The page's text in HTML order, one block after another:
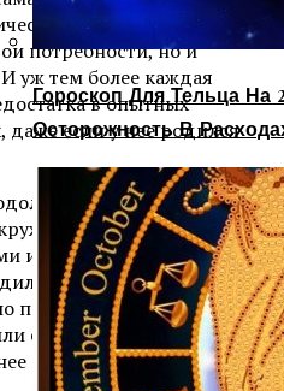
Гороскоп Для Тельца На
Осторожность В
физически
потребности, но и
уж тем более каждая
в опытных
если у нее родился
жизни в нашей
было
и ритуалами. Так что
даже испытывать
поводу выбора
способа ухода за ним, все
определено.